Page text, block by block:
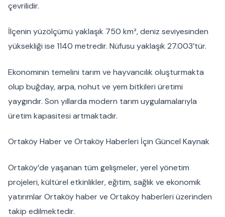
çevrilidir.
İlçenin yüzölçümü yaklaşık 750 km², deniz seviyesinden
yüksekliği ise 1140 metredir. Nüfusu yaklaşık 27.003’tür.
Ekonominin temelini tarım ve hayvancılık oluşturmakta
olup buğday, arpa, nohut ve yem bitkileri üretimi
yaygındır. Son yıllarda modern tarım uygulamalarıyla
üretim kapasitesi artmaktadır.
Ortaköy Haber ve Ortaköy Haberleri İçin Güncel Kaynak
Ortaköy’de yaşanan tüm gelişmeler, yerel yönetim
projeleri, kültürel etkinlikler, eğitim, sağlık ve ekonomik
yatırımlar Ortaköy haber ve Ortaköy haberleri üzerinden
takip edilmektedir.